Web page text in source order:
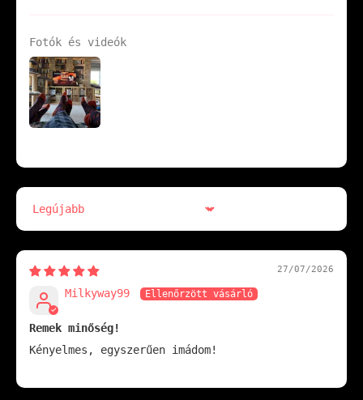
Fotók és videók
Sort by
27/07/2026
Milkyway99
Remek minőség!
Kényelmes, egyszerűen imádom!